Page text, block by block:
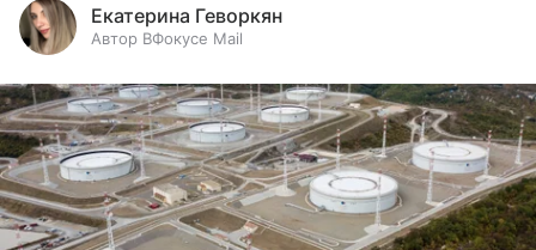
Екатерина Геворкян
Автор ВФокусе Mail